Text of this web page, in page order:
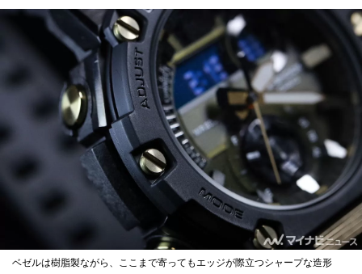
ベゼルは樹脂製ながら、ここまで寄ってもエッジが際立つシャープな造形